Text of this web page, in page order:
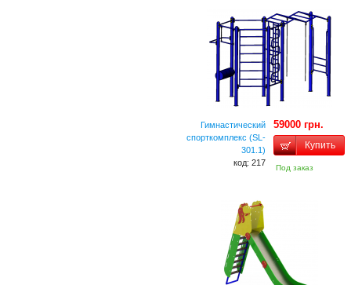
Гимнастический
спорткомплекс (SL-
301.1)
код: 217
59000 грн.
Купить
Под заказ